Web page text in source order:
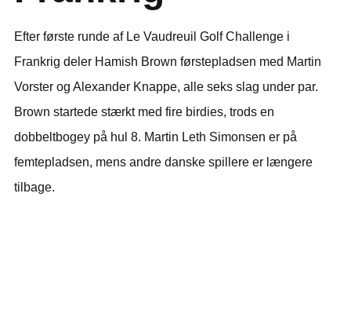
Efter første runde af Le Vaudreuil Golf Challenge i
Frankrig deler Hamish Brown førstepladsen med Martin
Vorster og Alexander Knappe, alle seks slag under par.
Brown startede stærkt med fire birdies, trods en
dobbeltbogey på hul 8. Martin Leth Simonsen er på
femtepladsen, mens andre danske spillere er længere
tilbage.